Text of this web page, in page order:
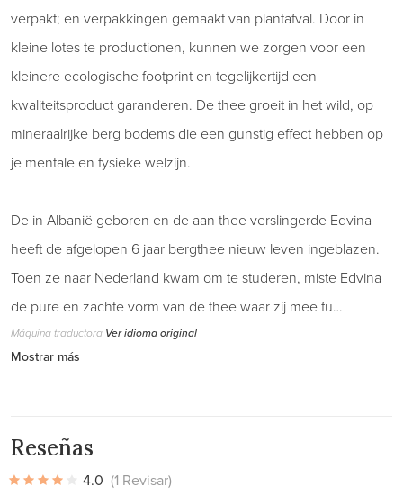
verpakt; en verpakkingen gemaakt van plantafval. Door in
kleine lotes te productionen, kunnen we zorgen voor een
kleinere ecologische footprint en tegelijkertijd een
kwaliteitsproduct garanderen. De thee groeit in het wild, op
mineraalrijke berg bodems die een gunstig effect hebben op
je mentale en fysieke welzijn.
De in Albanië geboren en de aan thee verslingerde Edvina
heeft de afgelopen 6 jaar bergthee nieuw leven ingeblazen.
Toen ze naar Nederland kwam om te studeren, miste Edvina
de pure en zachte vorm van de thee waar zij mee fu…
Máquina traductora Ver idioma original
Mostrar más
Reseñas
4.0 (1 Revisar)